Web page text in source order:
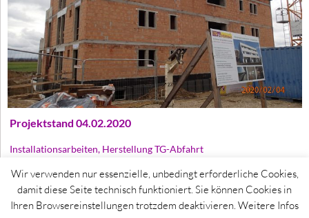
Projektstand 04.02.2020
Installationsarbeiten, Herstellung TG-Abfahrt
Wir verwenden nur essenzielle, unbedingt erforderliche Cookies,
damit diese Seite technisch funktioniert. Sie können Cookies in
Ihren Browsereinstellungen trotzdem deaktivieren. Weitere Infos